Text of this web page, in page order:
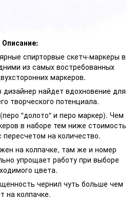
Описание:
спирторвые скетч-маркеры в
из самых востребованных
маркеров.
найдет вдохновение для
творческого потенциала.
"долото" и перо маркер). Чем
в наборе тем ниже стоимость
пересчетом на количество.
на колпачке, там же и номер
упрощает работу при выборе
цвета.
чернил чуть больше чем
на колпачке.